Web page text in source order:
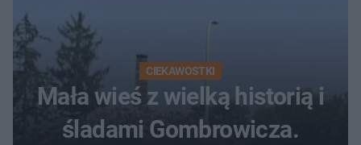
CIEKAWOSTKI
Mała wieś z wielką historią i
śladami Gombrowicza.